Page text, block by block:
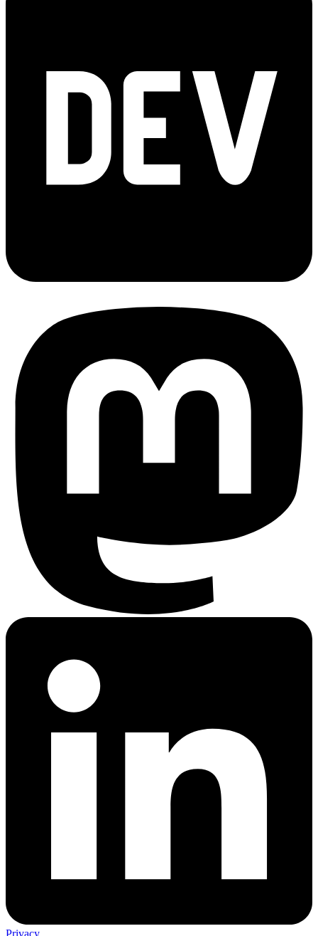
Privacy